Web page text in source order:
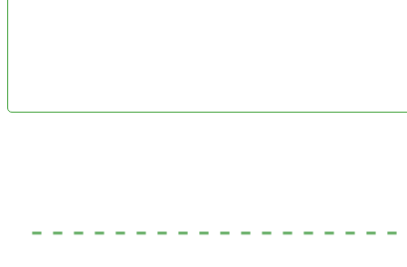
- - - - - - - - - - - - - - - - -